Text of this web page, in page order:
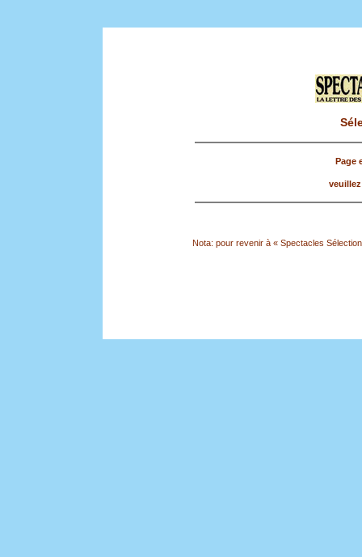
Page
Nota: pour revenir à « Spectacles